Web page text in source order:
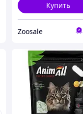
Купить
Zoosale